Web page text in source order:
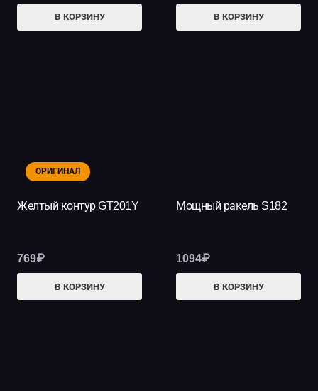
В КОРЗИНУ В КОРЗИНУ
ОРИГИНАЛ
Желтый контур GT201Y
769₽
В КОРЗИНУ
Мощный ракель S182
1094₽
В КОРЗИНУ